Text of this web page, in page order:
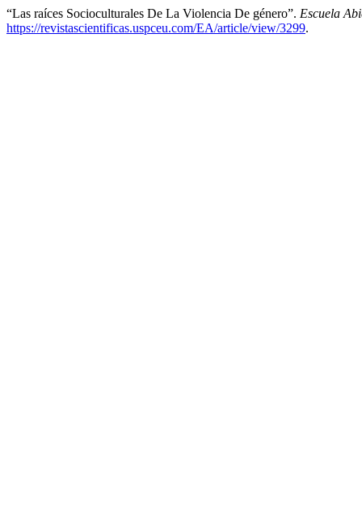
“Las raíces Socioculturales De La Violencia De género”. Escuela
https://revistascientificas.uspceu.com/EA/article/view/3299.